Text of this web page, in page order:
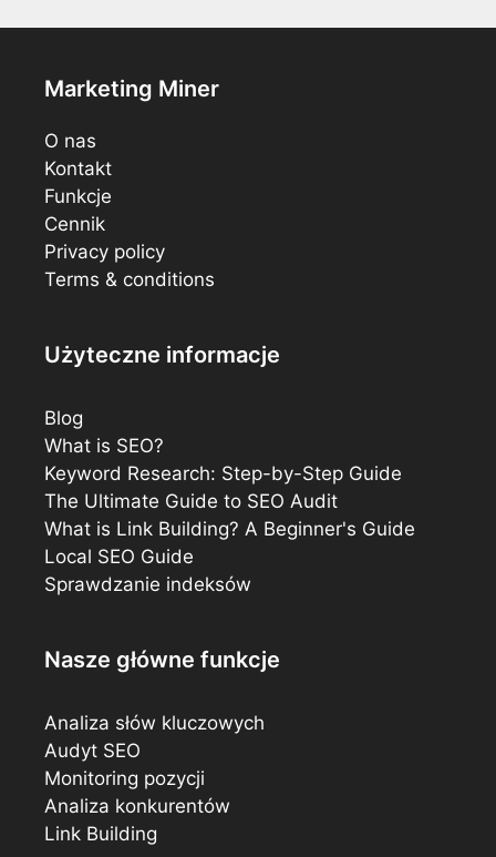
Marketing Miner
O nas
Kontakt
Funkcje
Cennik
Privacy policy
Terms & conditions
Użyteczne informacje
Blog
What is SEO?
Keyword Research: Step-by-Step Guide
The Ultimate Guide to SEO Audit
What is Link Building? A Beginner's Guide
Local SEO Guide
Sprawdzanie indeksów
Nasze główne funkcje
Analiza słów kluczowych
Audyt SEO
Monitoring pozycji
Analiza konkurentów
Link Building